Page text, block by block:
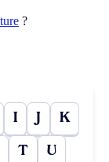
?
I J K
T U